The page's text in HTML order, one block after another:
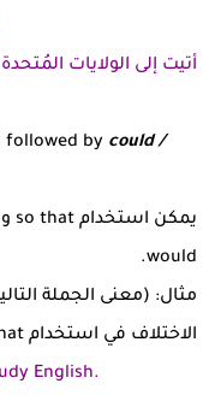
أتيت إلى الولايات
followed by could /
would.
مثال: (معنى الجملة
الاختلاف في استخدام so that.
English.